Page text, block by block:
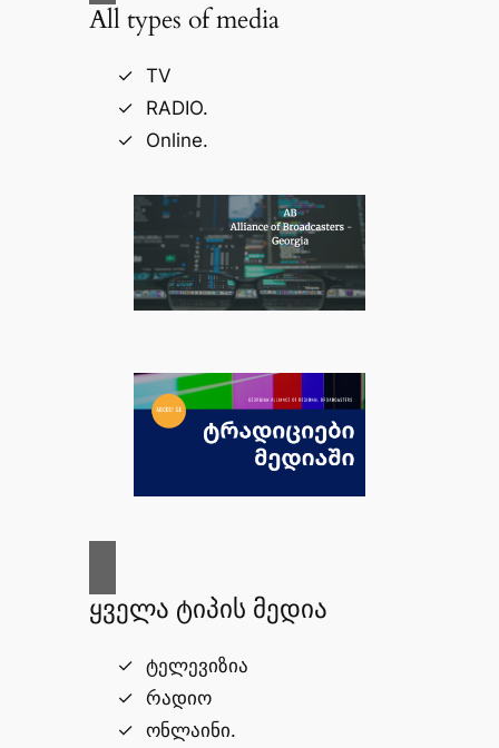
All types of media
TV
RADIO.
Online.
ყველა ტიპის მედია
ტელევიზია
რადიო
ონლაინი.